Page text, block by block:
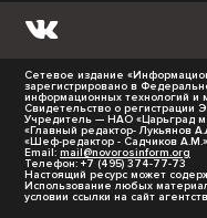
Сетевое издание
зарегистрировано в
информационных технологий и
Свидетельство о
Учредитель — НАО «Царьград
«Главный редактор- Лукьянов
«Шеф-редактор - Садчиков А.М.»
Email: mail@novorosinform.org
Телефон: +7 (495) 374-77-73
Настоящий ресурс может
Использование любых
условии ссылки на сайт